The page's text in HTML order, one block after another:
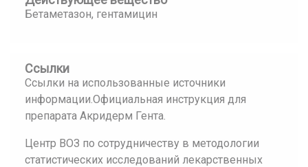
Бетаметазон, гентамицин
Ссылки
Ссылки на использованные источники
информации.Официальная инструкция для
препарата Акридерм Гента.
Центр ВОЗ по сотрудничеству в методологии
статистических исследований лекарственных